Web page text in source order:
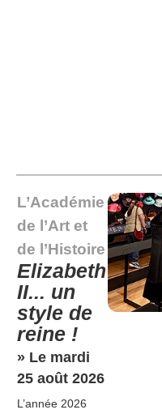
L’Académie
de l’Art et
de l’Histoire
Elizabeth
II... un
style de
reine !
» Le mardi
25 août 2026
L’année 2026